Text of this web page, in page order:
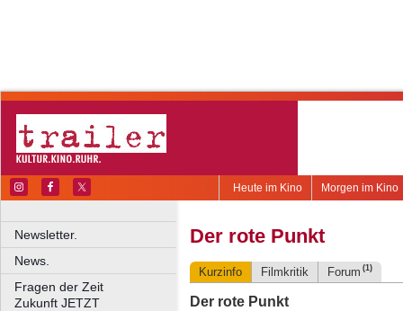
Morgen im Kino
Heute im Kino
Newsletter.
News.
Fragen der Zeit
Zukunft JETZT
Der rote Punkt
Kurzinfo Filmkritik Forum (1)
Der rote Punkt